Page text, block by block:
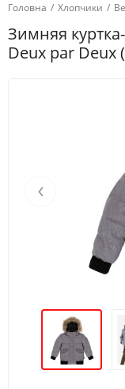
Головна / Хлопчики /
Зимняя
Deux par Deux
‹
Зріст
Обхват
Талія (С)
Стегна